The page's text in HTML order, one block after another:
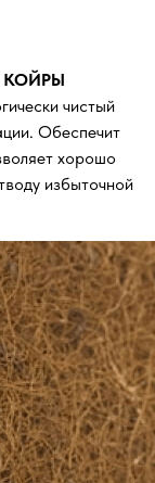
КОЙРЫ
чистый
Обеспечит
хорошо
избыточной